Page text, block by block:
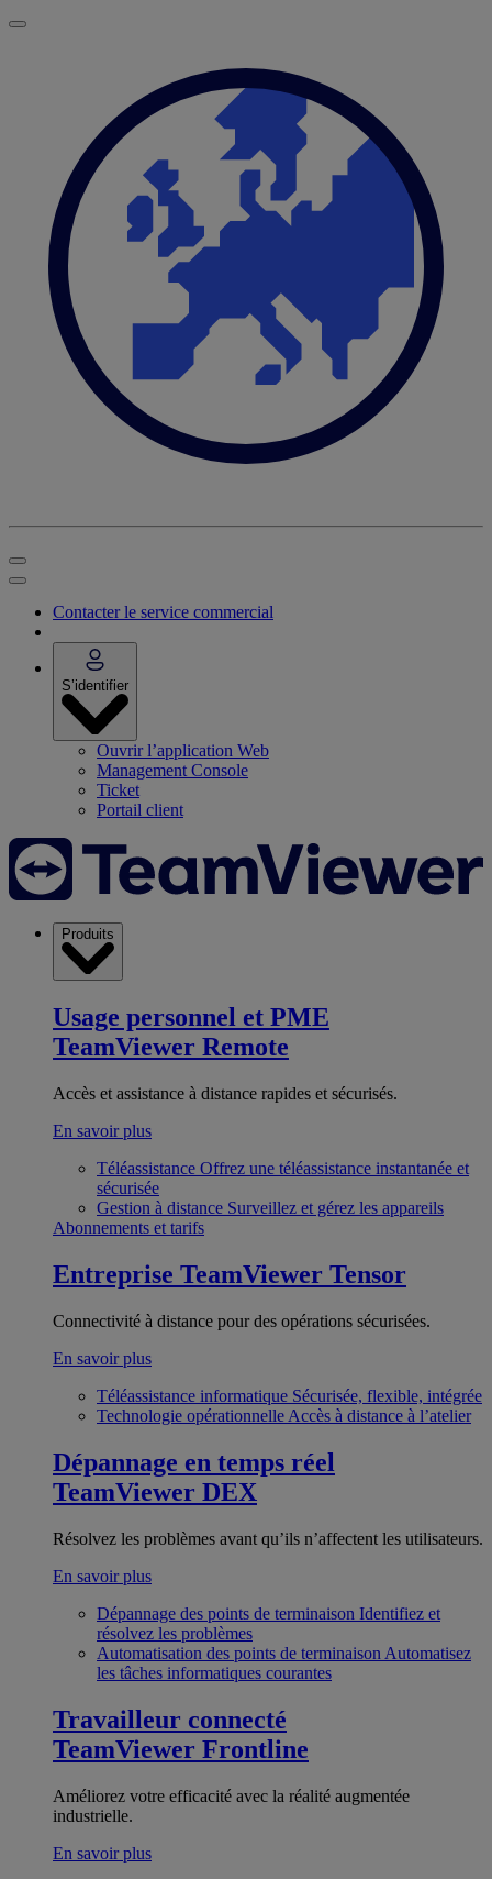
Contacter le service commercial
S’identifier
Ouvrir l’application Web
Management Console
Ticket
Portail client
Produits
Usage personnel et PME
TeamViewer Remote
Accès et assistance à distance rapides et sécurisés.
En savoir plus
Téléassistance Offrez une téléassistance instantanée et
sécurisée
Gestion à distance Surveillez et gérez les appareils
Abonnements et tarifs
Entreprise TeamViewer Tensor
Connectivité à distance pour des opérations sécurisées.
En savoir plus
Téléassistance informatique Sécurisée, flexible, intégrée
Technologie opérationnelle Accès à distance à l’atelier
Dépannage en temps réel
TeamViewer DEX
Résolvez les problèmes avant qu’ils n’affectent les utilisateurs.
En savoir plus
Dépannage des points de terminaison Identifiez et
résolvez les problèmes
Automatisation des points de terminaison Automatisez
les tâches informatiques courantes
Travailleur connecté
TeamViewer Frontline
Améliorez votre efficacité avec la réalité augmentée
industrielle.
En savoir plus